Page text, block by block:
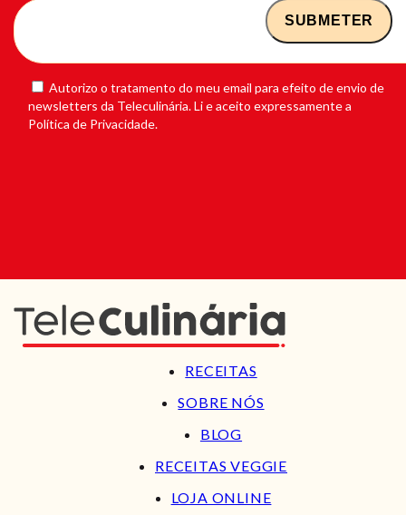
Autorizo o tratamento do meu email para efeito de envio de
newsletters da Teleculinária. Li e aceito expressamente a
Política de Privacidade.
RECEITAS
SOBRE NÓS
BLOG
RECEITAS VEGGIE
LOJA ONLINE